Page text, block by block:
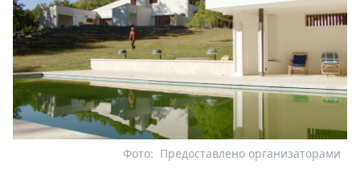
Предоставлено организаторами
Фото: